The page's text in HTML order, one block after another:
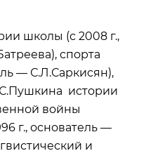
школы (с 2008 г.,
спорта
— С.Л.Саркисян),
истории
войны
г., основатель —
и